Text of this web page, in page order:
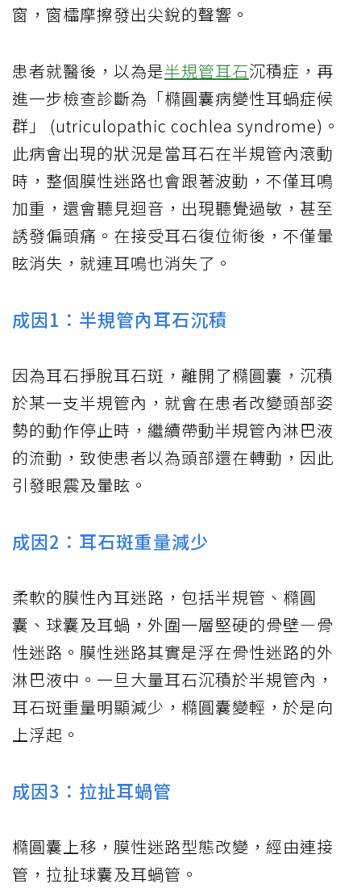
窗，窗櫺摩擦發出尖銳的聲響。
患者就醫後，以為是半規管耳石沉積症，再
進一步檢查診斷為「橢圓囊病變性耳蝸症候
群」 (utriculopathic cochlea syndrome)。
此病會出現的狀況是當耳石在半規管內滾動
時，整個膜性迷路也會跟著波動，不僅耳鳴
加重，還會聽見迴音，出現聽覺過敏，甚至
誘發偏頭痛。在接受耳石復位術後，不僅暈
眩消失，就連耳鳴也消失了。
成因1：半規管內耳石沉積
因為耳石掙脫耳石斑，離開了橢圓囊，沉積
於某一支半規管內，就會在患者改變頭部姿
勢的動作停止時，繼續帶動半規管內淋巴液
的流動，致使患者以為頭部還在轉動，因此
引發眼震及暈眩。
成因2：耳石斑重量減少
柔軟的膜性內耳迷路，包括半規管、橢圓
囊、球囊及耳蝸，外圍一層堅硬的骨壁—骨
性迷路。膜性迷路其實是浮在骨性迷路的外
淋巴液中。一旦大量耳石沉積於半規管內，
耳石斑重量明顯減少，橢圓囊變輕，於是向
上浮起。
成因3：拉扯耳蝸管
橢圓囊上移，膜性迷路型態改變，經由連接
管，拉扯球囊及耳蝸管。